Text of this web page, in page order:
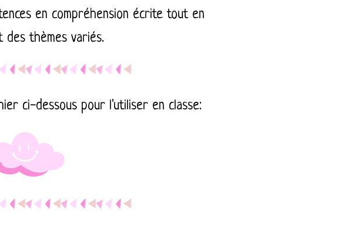
en compréhension écrite tout en
des thèmes variés.
ci-dessous pour l'utiliser en classe: